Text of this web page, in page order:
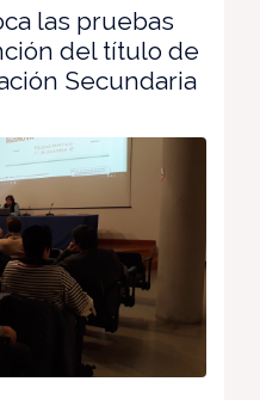
las pruebas
del título de
Secundaria